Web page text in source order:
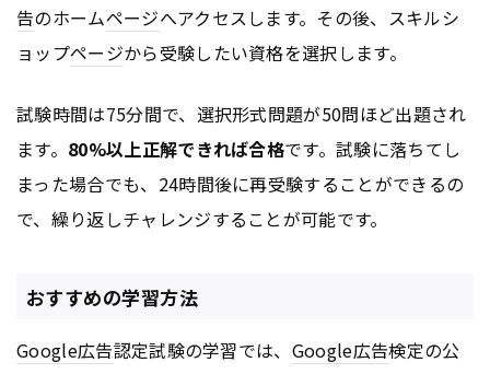
告のホームページへアクセスします。その後、スキルシ
ョップページから受験したい資格を選択します。
試験時間は75分間で、選択形式問題が50問ほど出題され
ます。 80%以上正解できれば合格です。試験に落ちてし
まった場合でも、24時間後に再受験することができるの
で、繰り返しチャレンジすることが可能です。
おすすめの学習方法
Google広告認定試験の学習では、 Google広告検定の公